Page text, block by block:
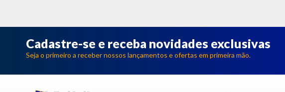
Cadastre-se e receba novidades exclusivas
Seja o primeiro a receber nossos lançamentos e ofertas em primeira mão.